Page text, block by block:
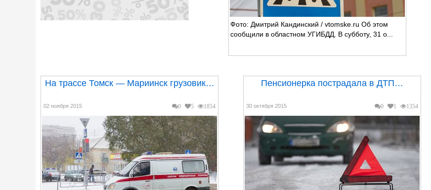
Фото: Дмитрий Кандинский / vtomske.ru Об этом
сообщили в областном УГИБДД. В субботу, 31 о...
На трассе Томск — Мариинск грузовик…
0 5 1854
02 ноября 2015
Пенсионерка пострадала в ДТП…
0 1 1354
30 октября 2015